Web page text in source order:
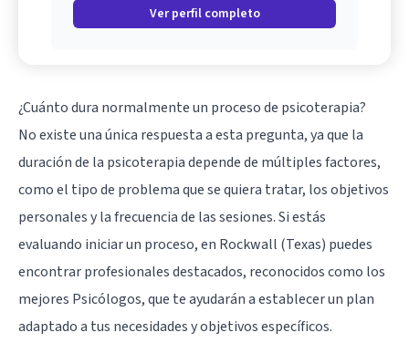
Ver perfil completo
¿Cuánto dura normalmente un proceso de psicoterapia?
No existe una única respuesta a esta pregunta, ya que la
duración de la psicoterapia depende de múltiples factores,
como el tipo de problema que se quiera tratar, los objetivos
personales y la frecuencia de las sesiones. Si estás
evaluando iniciar un proceso, en Rockwall (Texas) puedes
encontrar profesionales destacados, reconocidos como los
mejores Psicólogos, que te ayudarán a establecer un plan
adaptado a tus necesidades y objetivos específicos.